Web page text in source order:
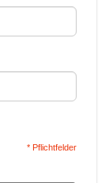
* Pflichtfelder